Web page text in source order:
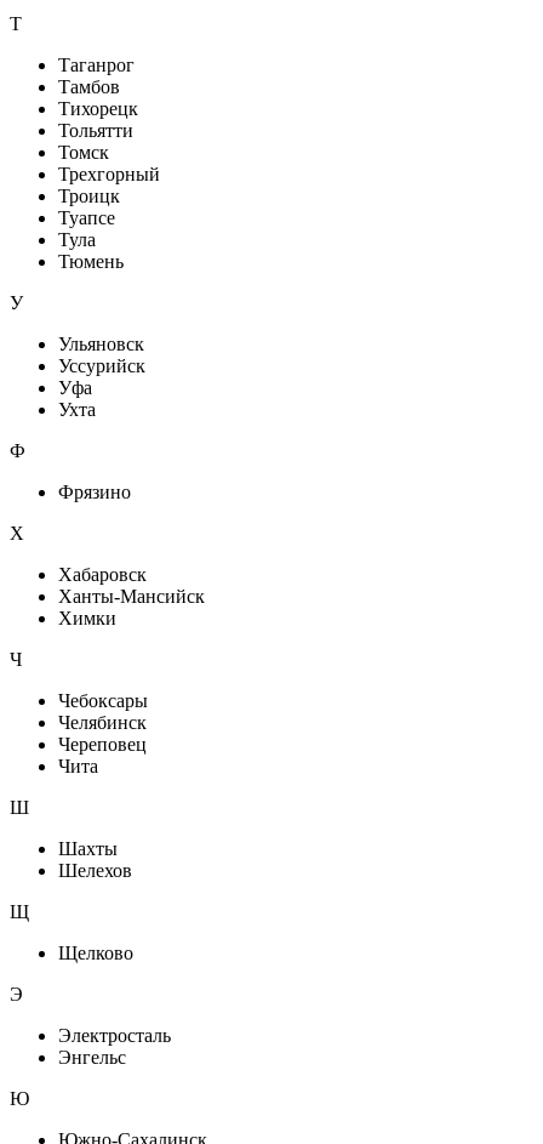
Т
Таганрог
Тамбов
Тихорецк
Тольятти
Томск
Трехгорный
Троицк
Туапсе
Тула
Тюмень
У
Ульяновск
Уссурийск
Уфа
Ухта
Ф
Фрязино
Х
Хабаровск
Ханты-Мансийск
Химки
Ч
Чебоксары
Челябинск
Череповец
Чита
Ш
Шахты
Шелехов
Щ
Щелково
Э
Электросталь
Энгельс
Ю
Южно-Сахалинск